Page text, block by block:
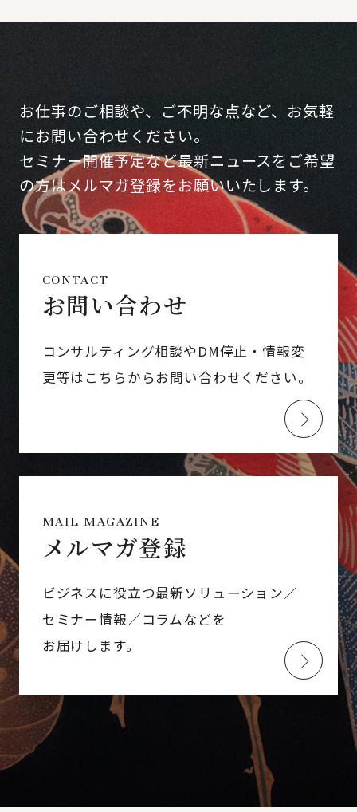
お仕事のご相談や、ご不明な点など、お気軽
にお問い合わせください。
セミナー開催予定など最新ニュースをご希望
の方はメルマガ登録をお願いいたします。
CONTACT
お問い合わせ
コンサルティング相談やDM停止・情報変
更等はこちらからお問い合わせください。
MAIL MAGAZINE
メルマガ登録
ビジネスに役立つ最新ソリューション／
セミナー情報／コラムなどを
お届けします。